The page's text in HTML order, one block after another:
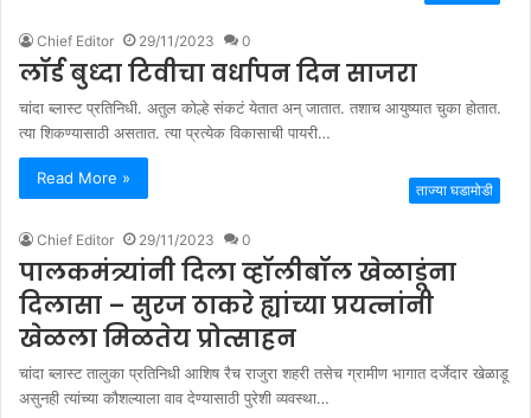
Chief Editor 29/11/2023 0
लॉर्ड बुध्दा टिवीचा वर्धापन दिन साजरा
चांदा ब्लास्ट प्रतिनिधी. अतुल कोल्हे संकटं येतात अन् जातात. तशाच आयुष्यात चुका होतात.
त्या शिकण्यासाठी असतात. त्या प्रत्येक विकासाची पायरी…
Read More »
ताज्या घडामोडी
Chief Editor 29/11/2023 0
पालकमंत्र्यांनी दिला व्हॉलीबॉल खेळाडूंना
दिलासा – सुरज ठाकरे ह्यांच्या प्रयत्नांनी
खेळला मिळतेय प्रोत्साहन
चांदा ब्लास्ट तालुका प्रतिनिधी आशिष रैच राजुरा शहरी तसेच ग्रामीण भागात दर्जेदार खेळाडू
असुनही त्यांच्या कौशल्याला वाव देण्यासाठी पुरेशी व्यवस्था…